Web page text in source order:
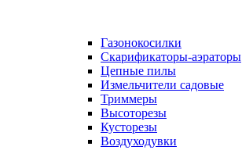
Газонокосилки
Скарификаторы-аэраторы
Цепные пилы
Измельчители садовые
Триммеры
Высоторезы
Кусторезы
Воздуходувки